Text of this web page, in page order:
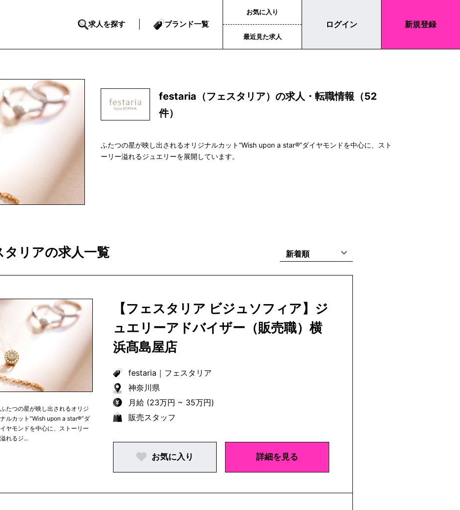
求人を探す ブランド一覧
お気に入り
最近見た求人
ログイン 新規登録
festaria（フェスタリア）の求人・転職情報（52
件）
ふたつの星が映し出されるオリジナルカット“Wish upon a star®︎”ダイヤモンドを中心に、スト
ーリー溢れるジュエリーを展開しています。
リアの求人一覧
ふたつの星が映し出されるオリジ
ナルカット“Wish upon a star®︎”ダ
イヤモンドを中心に、ストーリー
溢れるジ...
【フェスタリア ビジュソフィア】ジ
ュエリーアドバイザー（販売職）横
浜髙島屋店
festaria ｜ フェスタリア
神奈川県
月給 (23万円 ~ 35万円)
販売スタッフ
お気に入り 詳細を見る